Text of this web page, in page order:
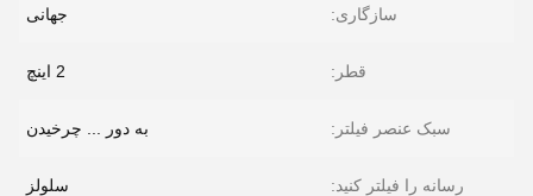
سازگاری: جهانی
قطر: 2 اینچ
سبک عنصر فیلتر: به دور ... چرخیدن
رسانه را فیلتر کنید: سلولز